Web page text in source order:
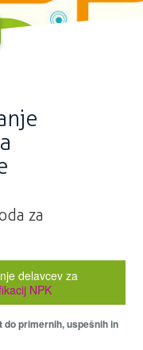
za
delavcev za
NPK
primernih, uspešnih in